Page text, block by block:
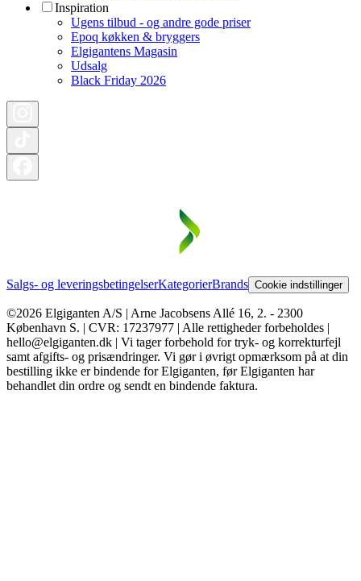
Inspiration
Ugens tilbud - og andre gode priser
Epoq køkken & bryggers
Elgigantens Magasin
Udsalg
Black Friday 2026
Salgs- og leveringsbetingelserKategorierBrands Cookie indstillinger
©2026 Elgiganten A/S | Arne Jacobsens Allé 16, 2. - 2300
København S. | CVR: 17237977 | Alle rettigheder forbeholdes |
hello@elgiganten.dk | Vi tager forbehold for tryk- og korrekturfejl
samt afgifts- og prisændringer. Vi gør i øvrigt opmærksom på at din
bestilling ikke er bindende for Elgiganten, før Elgiganten har
behandlet din ordre og sendt en bindende faktura.